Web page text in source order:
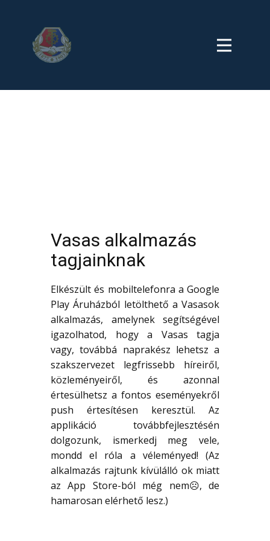
Vasas alkalmazás
tagjainknak
Elkészült és mobiltelefonra a Google
Play Áruházból letölthető a Vasasok
alkalmazás, amelynek segítségével
igazolhatod, hogy a Vasas tagja
vagy, továbbá naprakész lehetsz a
szakszervezet legfrissebb híreiről,
közleményeiről, és azonnal
értesülhetsz a fontos eseményekről
push értesítésen keresztül. Az
applikáció továbbfejlesztésén
dolgozunk, ismerkedj meg vele,
mondd el róla a véleményed! (Az
alkalmazás rajtunk kívülálló ok miatt
az App Store-ból még nem☹, de
hamarosan elérhető lesz.)